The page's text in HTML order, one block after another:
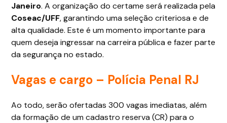
Janeiro. A organização do certame será realizada pela
Coseac/UFF, garantindo uma seleção criteriosa e de
alta qualidade. Este é um momento importante para
quem deseja ingressar na carreira pública e fazer parte
da segurança no estado.
Vagas e cargo – Polícia Penal RJ
Ao todo, serão ofertadas 300 vagas imediatas, além
da formação de um cadastro reserva (CR) para o